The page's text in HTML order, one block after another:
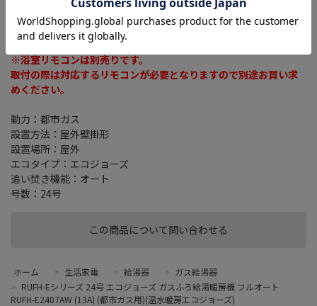
この商品について問い合わせる
お客様ご自身による工事は危険です。
据付け工事は専門業者にご依頼ください。
※浴室リモコンは別売りです。
取付の際は対応するリモコンが必要となりますので別途お買い求
めください。
動力：都市ガス
設置方法：屋外壁掛形
設置場所：屋外
エコタイプ：エコジョーズ
追い焚き機能：オート
号数：24号
ホーム > 生活家電 > 給湯器 > ガス給湯器
> RUFH-Eシリーズ 24号 エコジョーズ ガスふろ給湯暖房機 フルオート
RUFH-E2407AW (13A) (都市ガス用)(温水暖房エコジョーズ)